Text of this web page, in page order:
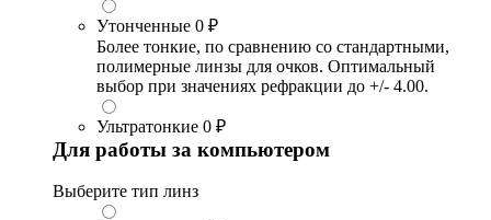
Утонченные 0 ₽
Более тонкие, по сравнению со стандартными,
полимерные линзы для очков. Оптимальный
выбор при значениях рефракции до +/- 4.00.
Ультратонкие 0 ₽
Для работы за компьютером
Выберите тип линз